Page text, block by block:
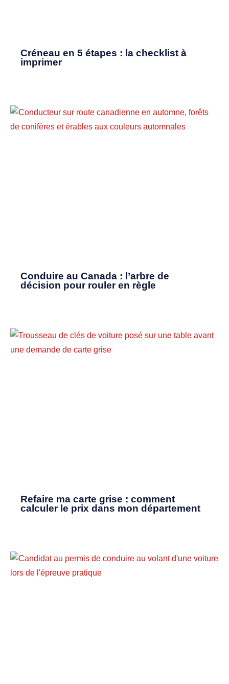
Créneau en 5 étapes : la checklist à
imprimer
Conduire au Canada : l’arbre de
décision pour rouler en règle
Refaire ma carte grise : comment
calculer le prix dans mon département